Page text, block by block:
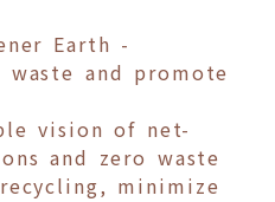
Earth -
and promote
vision of net-
and zero waste
minimize